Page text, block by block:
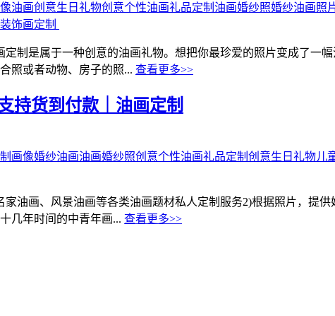
油画创意生日礼物创意个性油画礼品定制 油画婚纱照婚纱油画照
饰画定制‌
制是属于一种创意的油画礼物。想把你最珍爱的照片变成了一
照或者动物、房子的照... 查看更多>>
持货到付款｜油画定制
画像婚纱油画油画婚纱照创意个性油画礼品定制 创意生日礼物儿
油画、风景油画等各类油画题材私人定制服务2)根据照片，提
几年时间的中青年画... 查看更多>>